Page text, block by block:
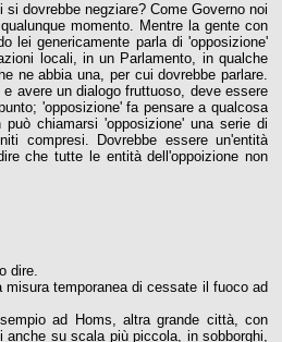
dovrebbe negziare? Come Governo noi
momento. Mentre la gente con
lei genericamente parla di 'opposizione'
locali, in un Parlamento, in qualche
ne abbia una, per cui dovrebbe parlare.
avere un dialogo fruttuoso, deve essere
'opposizione' fa pensare a qualcosa
chiamarsi 'opposizione' una serie di
compresi. Dovrebbe essere un'entità
che tutte le entità dell'oppoizione non
dire.
temporanea di cessate il fuoco ad
ad Homs, altra grande città, con
su scala più piccola, in sobborghi,